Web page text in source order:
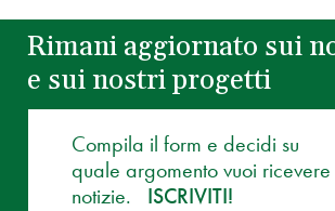
Rimani aggiornato sui
e sui nostri progetti
Compila il form e decidi su
quale argomento vuoi ricevere
notizie.
ISCRIVITI!